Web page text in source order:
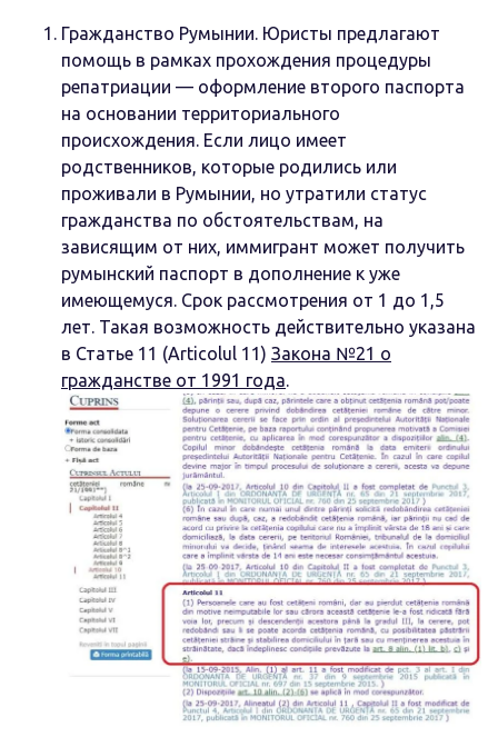
Гражданство Румынии. Юристы предлагают
помощь в рамках прохождения процедуры
репатриации — оформление второго паспорта
на основании территориального
происхождения. Если лицо имеет
родственников, которые родились или
проживали в Румынии, но утратили статус
гражданства по обстоятельствам, на
зависящим от них, иммигрант может получить
румынский паспорт в дополнение к уже
имеющемуся. Срок рассмотрения от 1 до 1,5
лет. Такая возможность действительно указана
в Статье 11 (Articolul 11) Закона №21 о
гражданстве от 1991 года.